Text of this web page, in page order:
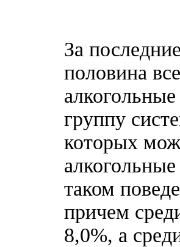
За
половина
группу
которых
таком
причем
8,0%, а